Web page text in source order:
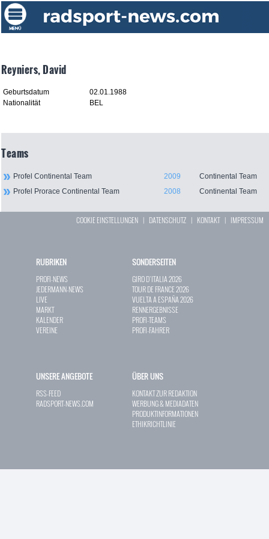
Reyniers, David
Geburtsdatum
02.01.1988
Nationalität
BEL
Teams
Profel Continental Team 2009
Continental Team
Profel Prorace Continental Team
2008 Continental Team
COOKIE EINSTELLUNGEN | DATENSCHUTZ | KONTAKT| IMPRESSUM
RUBRIKEN
PROFI-NEWS
JEDERMANN-NEWS
LIVE
MARKT
KALENDER
VEREINE
SONDERSEITEN
GIRO D`ITALIA 2026
TOUR DE FRANCE 2026
VUELTA A ESPAÑA 2026
RENNERGEBNISSE
PROFI-TEAMS
PROFI-FAHRER
UNSERE ANGEBOTE
RSS-FEED
RADSPORT-NEWS.COM
ÜBER UNS
KONTAKT ZUR REDAKTION
WERBUNG & MEDIADATEN
PRODUKTINFORMATIONEN
ETHIKRICHTLINIE